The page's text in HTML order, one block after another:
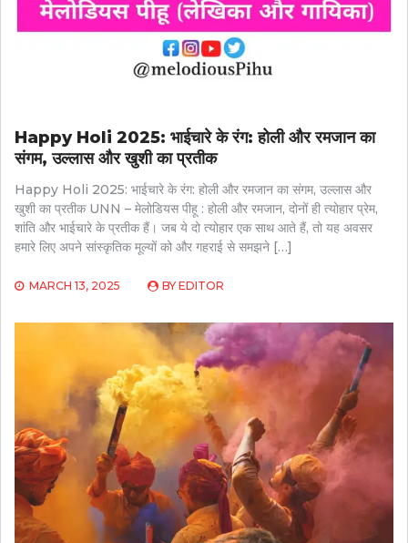
Happy Holi 2025: भाईचारे के रंग: होली और रमजान का
संगम, उल्लास और खुशी का प्रतीक
Happy Holi 2025: भाईचारे के रंग: होली और रमजान का संगम, उल्लास और
खुशी का प्रतीक UNN – मेलोडियस पीहू : होली और रमजान, दोनों ही त्योहार प्रेम,
शांति और भाईचारे के प्रतीक हैं। जब ये दो त्योहार एक साथ आते हैं, तो यह अवसर
हमारे लिए अपने सांस्कृतिक मूल्यों को और गहराई से समझने […]
MARCH 13, 2025 BY EDITOR